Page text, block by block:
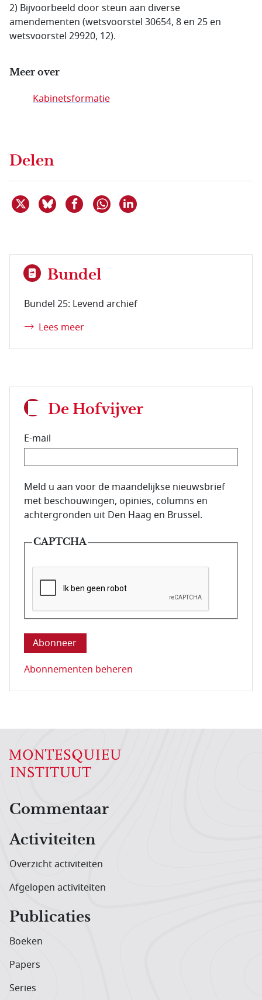
2) Bijvoorbeeld door steun aan diverse
amendementen (wetsvoorstel 30654, 8 en 25 en
wetsvoorstel 29920, 12).
Meer over
Kabinetsformatie
Delen
Deel dit item op X
Deel dit item op Bluesky
Deel dit item op Facebook
Delen via WhatsApp
Bundel
Bundel 25: Levend archief
Lees meer
De Hofvijver
E-mail
E-mailadres van de abonnee.
Meld u aan voor de maandelijkse nieuwsbrief
met beschouwingen, opinies, columns en
achtergronden uit Den Haag en Brussel.
CAPTCHA
Deze vraag is om te controleren dat u een mens
Abonnementen beheren
Hoofdnavigatiemenu
Commentaar
Activiteiten
Overzicht activiteiten
Afgelopen activiteiten
Publicaties
Boeken
Papers
Series